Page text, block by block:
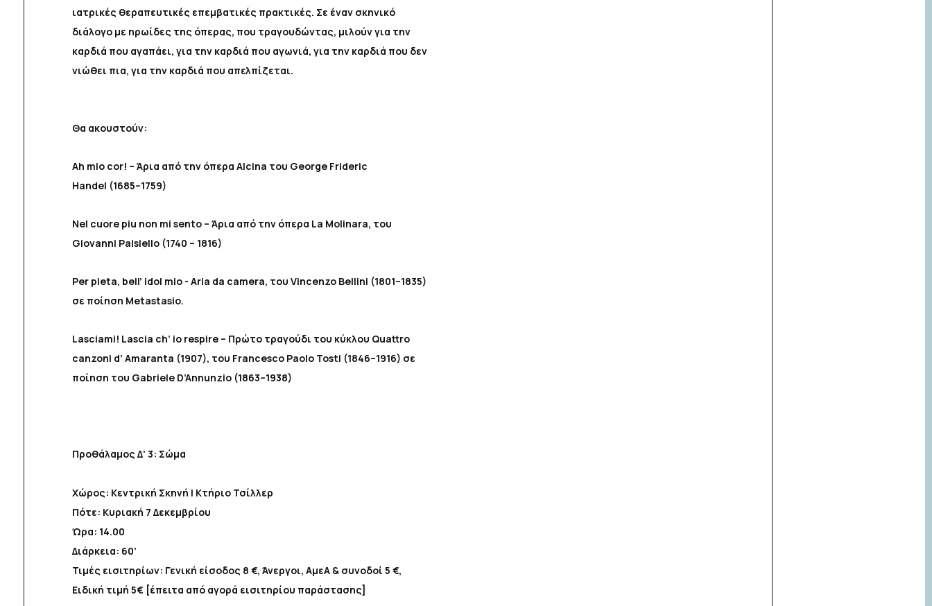
ιατρικές θεραπευτικές επεμβατικές πρακτικές. Σε έναν σκηνικό
διάλογο με ηρωίδες της όπερας, που τραγουδώντας, μιλούν για την
καρδιά που αγαπάει, για την καρδιά που αγωνιά, για την καρδιά που δεν
νιώθει πια, για την καρδιά που απελπίζεται.
Θα ακουστούν:
Ah mio cor! – Άρια από την όπερα Alcina του George Frideric
Handel (1685–1759)
Nel cuore piu non mi sento – Άρια από την όπερα La Molinara, του
Giovanni Paisiello (1740 – 1816)
Per pieta, bell’ idol mio - Αria da camera, του Vincenzo Bellini (1801–1835)
σε ποίηση Metastasio.
Lasciami! Lascia ch’ io respire – Πρώτο τραγούδι του κύκλου Quattro
canzoni d’ Amaranta (1907), του Francesco Paolo Tosti (1846–1916) σε
ποίηση του Gabriele D’Annunzio (1863–1938)
Προθάλαμος Δ' 3: Σώμα
Χώρος: Κεντρική Σκηνή | Κτήριο Τσίλλερ
Πότε: Κυριακή 7 Δεκεμβρίου
Ώρα: 14.00
Διάρκεια: 60’
Τιμές εισιτηρίων: Γενική είσοδος 8 €, Άνεργοι, ΑμεΑ & συνοδοί 5 €,
Ειδική τιμή 5€ [έπειτα από αγορά εισιτηρίου παράστασης]